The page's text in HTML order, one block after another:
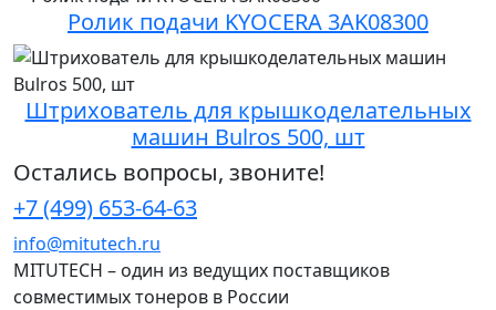
Ролик подачи KYOCERA 3AK08300
Штрихователь для крышкоделательных
машин Bulros 500, шт
Остались вопросы, звоните!
+7 (499) 653-64-63
info@mitutech.ru
MITUTECH – один из ведущих поставщиков
совместимых тонеров в России